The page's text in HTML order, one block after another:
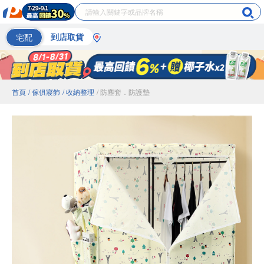
宅配 到店取貨
首頁 / 傢俱寢飾 / 收納整理 / 防塵套．防護墊